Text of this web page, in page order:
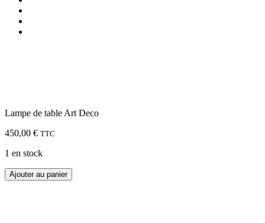
Lampe de table Art Deco
450,00 € TTC
1 en stock
quantité
de
Ajouter au panier